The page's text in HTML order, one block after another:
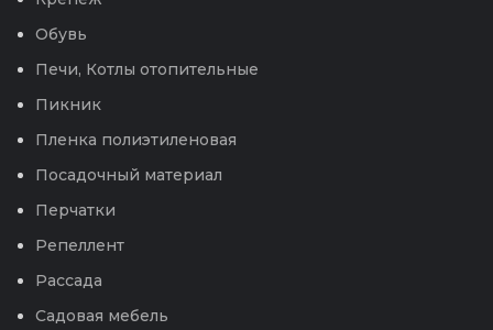
Обувь
Печи, Котлы отопительные
Пикник
Пленка полиэтиленовая
Посадочный материал
Перчатки
Репеллент
Рассада
Садовая мебель